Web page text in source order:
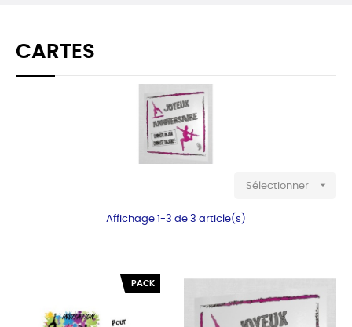
CARTES
Sélectionner 
Affichage 1-3 de 3 article(s)
PACK